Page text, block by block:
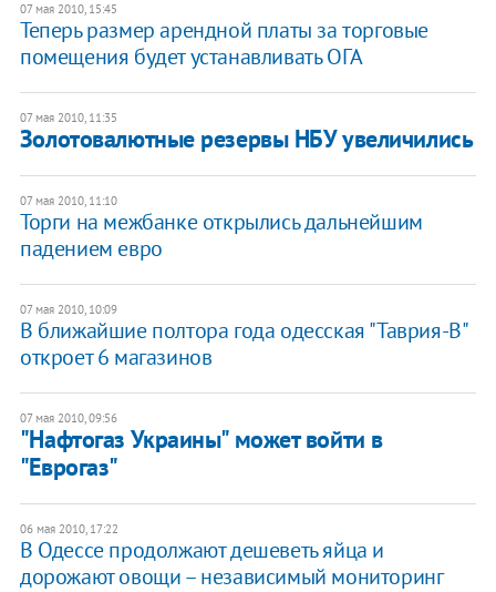
07 мая 2010, 15:45
Теперь размер арендной платы за торговые
помещения будет устанавливать ОГА
07 мая 2010, 11:35
Золотовалютные резервы НБУ увеличились
07 мая 2010, 11:10
Торги на межбанке открылись дальнейшим
падением евро
07 мая 2010, 10:09
В ближайшие полтора года одесская "Таврия-В"
откроет 6 магазинов
07 мая 2010, 09:56
"Нафтогаз Украины" может войти в
"Еврогаз"
06 мая 2010, 17:22
В Одессе продолжают дешеветь яйца и
дорожают овощи – независимый мониторинг